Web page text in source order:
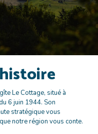
Le Cottage, situé à
6 juin 1944. Son
stratégique vous
notre région vous conte.